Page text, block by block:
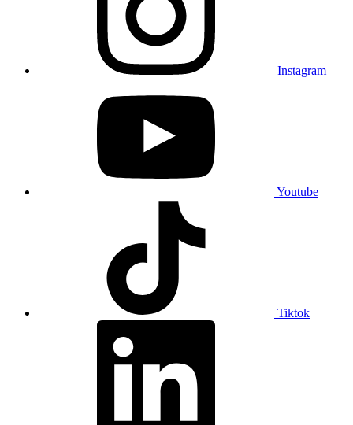
Instagram
Youtube
Tiktok